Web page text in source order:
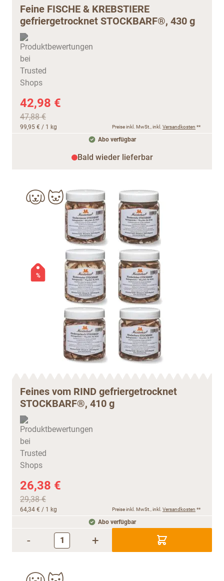
Feine FISCHE & KREBSTIERE
gefriergetrocknet STOCKBARF®, 430 g
42,98 €
47,88 €
99,95 € / 1 kg Preise inkl. MwSt., inkl. Versandkosten **
Abo verfügbar
Bald wieder lieferbar
%
Feines vom RIND gefriergetrocknet
STOCKBARF®, 410 g
26,38 €
29,38 €
64,34 € / 1 kg Preise inkl. MwSt., inkl. Versandkosten **
Abo verfügbar
- +